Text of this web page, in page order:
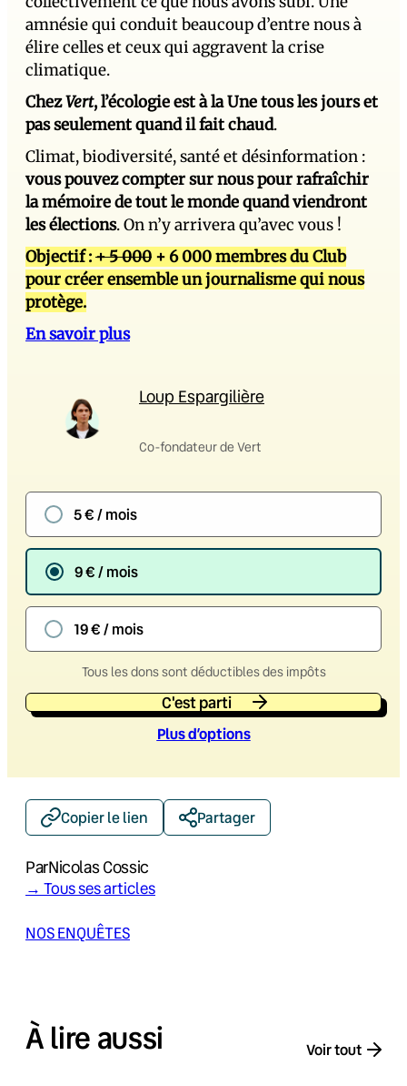
amnésie qui conduit beaucoup d’entre nous à
élire celles et ceux qui aggravent la crise
climatique.
ChezVert, l’écologie est à la Une tous les jours et
pas seulement quand il fait chaud.
Climat, biodiversité, santé et désinformation :
vous pouvez compter sur nous pour rafraîchir
la mémoire de tout le monde quand viendront
les élections. On n’y arrivera qu’avec vous !
Objectif :+ 5 000 + 6 000 membres du Club
pour créer ensemble un journalisme qui nous
protège.
En savoir plus
Loup Espargilière
Co-fondateur de Vert
5 € / mois
9 € / mois
19 € / mois
Tous les dons sont déductibles des impôts
C'est parti
Plus d’options
Copier le lien Partager
ParNicolas Cossic
→ Tous ses articles
NOS ENQUÊTES
À lire aussi Voir tout